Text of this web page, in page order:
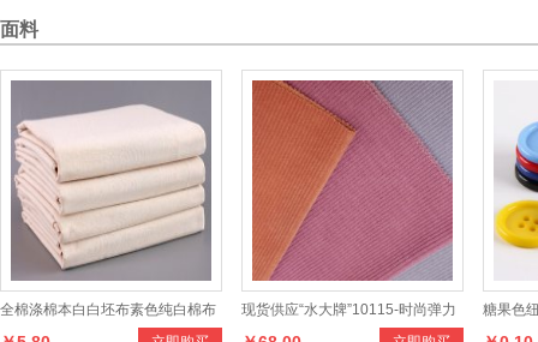
面料
全棉涤棉本白白坯布素色纯白棉布 现货供应“水大牌”10115-时尚弹力 糖果色